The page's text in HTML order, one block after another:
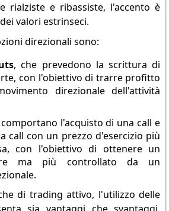
rialziste e ribassiste, l'accento è
valori estrinseci.
direzionali sono:
, che prevedono la scrittura di
con l'obiettivo di trarre profitto
direzionale dell'attività
l'acquisto di una call e
call con un prezzo d'esercizio più
con l'obiettivo di ottenere un
ma più controllato da un
di trading attivo, l'utilizzo delle